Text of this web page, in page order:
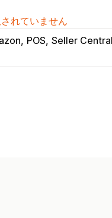
れていません
POS Seller Central